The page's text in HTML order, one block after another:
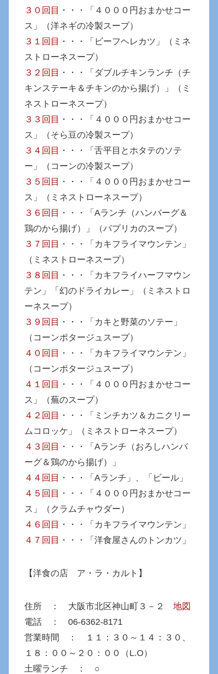
３０回目 ・・・「４０００円おまかせコー
ス」（洋ネギの冷製スープ）
３１回目 ・・・「ビーフヘレカツ」（ミネ
ストローネスープ）
３２回目 ・・・「ダブルチキンランチ（チ
キンステーキ＆チキンのから揚げ）」（ミ
ネストローネスープ）
３３回目 ・・・「４０００円おまかせコー
ス」（そら豆の冷製スープ）
３４回目 ・・・「舌平目とホタテのソテ
ー」（コーンの冷製スープ）
３５回目 ・・・「４０００円おまかせコー
ス」（ミネストローネスープ）
３６回目 ・・・「Aランチ（ハンバーグ＆
鶏のから揚げ）」（パプリカのスープ）
３７回目 ・・・「カキフライマウンテン」
（ミネストローネスープ）
３８回目 ・・・「カキフライハーフマウン
テン」「幻のドライカレー」（ミネストロ
ーネスープ）
３９回目 ・・・「カキと野菜のソテー」
（コーンポタージュスープ）
４０回目 ・・・「カキフライマウンテン」
（コーンポタージュスープ）
４１回目 ・・・「４０００円おまかせコー
ス」（蕪のスープ）
４２回目 ・・・「ミンチカツ＆カニクリー
ムコロッケ」（ミネストローネスープ）
４３回目 ・・・「Aランチ（おろしハンバ
ーグ＆鶏のから揚げ）」
４４回目 ・・・「Aランチ」、「ビール」
４５回目 ・・・「４０００円おまかせコー
ス」（クラムチャウダー）
４６回目 ・・・「カキフライマウンテン」
４７回目 ・・・「洋食屋さんのトンカツ」
【洋食の店 ア・ラ・カルト】
住所 ： 大阪市北区神山町３－２地図
電話 ： 06-6362-8171
営業時間 ： １１：３０～１４：３０、
１８：００～２０：００（L.O）
土曜ランチ ： ○